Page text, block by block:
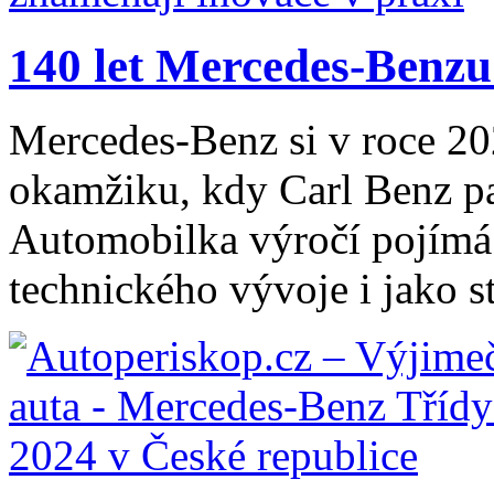
140 let Mercedes-
Mercedes-Benz si v roce
okamžiku, kdy Carl Benz
Automobilka výročí
technického vývoje i jako